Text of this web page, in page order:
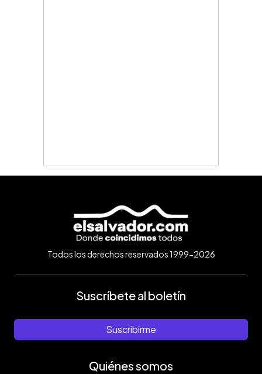
Todos los derechos reservados 1999-2026
Suscríbete al boletín
Suscribirme
Quiénes somos